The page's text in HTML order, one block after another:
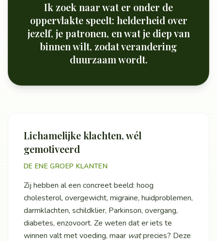
Ik zoek naar wat er onder de
oppervlakte speelt: helderheid over
jezelf, je patronen, en wat je diep van
binnen wilt, zodat verandering
duurzaam wordt.
Lichamelijke klachten, wél
gemotiveerd
DE ENE GROEP KLANTEN
Zij hebben al een concreet beeld: hoog
cholesterol, overgewicht, migraine, huidproblemen,
darmklachten, schildklier, Parkinson, overgang,
diabetes, enzovoort. Ze weten dat er iets te
winnen valt met voeding, maar watprecies? Deze